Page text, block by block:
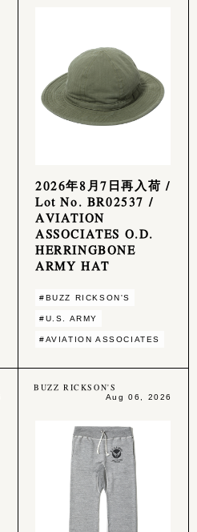
2026年8月7日再入荷 /
Lot No. BR02537 /
AVIATION
ASSOCIATES O.D.
HERRINGBONE
ARMY HAT
#BUZZ RICKSON'S
#U.S. ARMY
#AVIATION ASSOCIATES
BUZZ RICKSON'S
Aug 06, 2026